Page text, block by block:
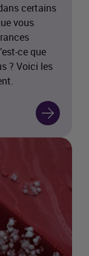
certains
vous
ce que
? Voici les